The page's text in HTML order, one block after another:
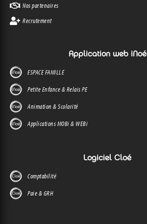
Nos partenaires
Recrutement
Application web iNoé
ESPACE FAMILLE
Petite Enfance & Relais PE
Animation & Scolarité
Applications MOBi & WEBi
Logiciel Cloé
Comptabilité
Paie & GRH